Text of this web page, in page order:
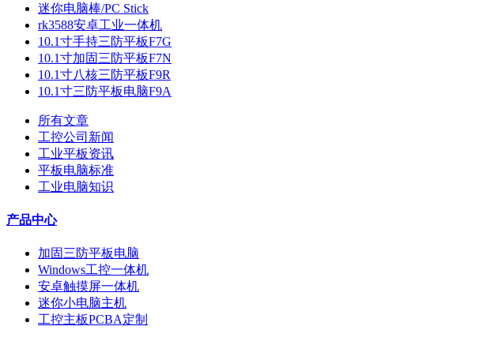
迷你电脑棒/PC Stick
rk3588安卓工业一体机
10.1寸手持三防平板F7G
10.1寸加固三防平板F7N
10.1寸八核三防平板F9R
10.1寸三防平板电脑F9A
所有文章
工控公司新闻
工业平板资讯
平板电脑标准
工业电脑知识
产品中心
加固三防平板电脑
Windows工控一体机
安卓触摸屏一体机
迷你小电脑主机
工控主板PCBA定制